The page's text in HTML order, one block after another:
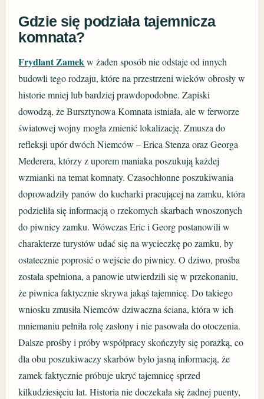
Gdzie się podziała tajemnicza
komnata?
Frydlant Zamekw żaden sposób nie odstaje od innych
budowli tego rodzaju, które na przestrzeni wieków obrosły w
historie mniej lub bardziej prawdopodobne. Zapiski
dowodzą, że Bursztynowa Komnata istniała, ale w ferworze
światowej wojny mogła zmienić lokalizację. Zmusza do
refleksji upór dwóch Niemców – Erica Stenza oraz Georga
Mederera, którzy z uporem maniaka poszukują każdej
wzmianki na temat komnaty. Czasochłonne poszukiwania
doprowadziły panów do kucharki pracującej na zamku, która
podzieliła się informacją o rzekomych skarbach wnoszonych
do piwnicy zamku. Wówczas Eric i Georg postanowili w
charakterze turystów udać się na wycieczkę po zamku, by
ostatecznie poprosić o wejście do piwnicy. O dziwo, prośba
została spełniona, a panowie utwierdzili się w przekonaniu,
że piwnica faktycznie skrywa jakąś tajemnicę. Do takiego
wniosku zmusiła Niemców dziwaczna ściana, która w ich
mniemaniu pełniła rolę zasłony i nie pasowała do otoczenia.
Dalsze prośby i próby współpracy skończyły się porażką, co
dla obu poszukiwaczy skarbów było jasną informacją, że
zamek faktycznie próbuje ukryć tajemnicę sprzed
kilkudziesięciu lat. Historia nie doczekała się żadnej puenty,